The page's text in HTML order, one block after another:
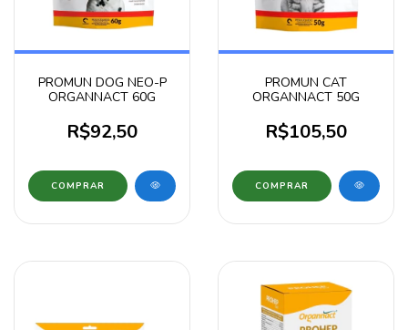
PROMUN DOG NEO-P
ORGANNACT 60G
R$92,50
PROMUN CAT
ORGANNACT 50G
R$105,50